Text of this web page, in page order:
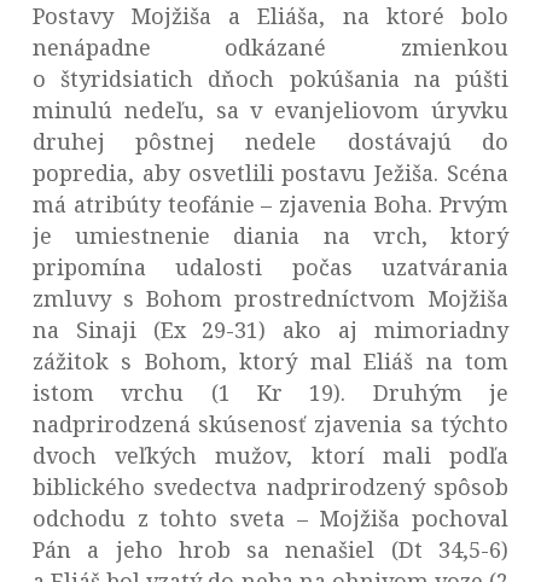
Postavy Mojžiša a Eliáša, na ktoré bolo
nenápadne odkázané zmienkou
o štyridsiatich dňoch pokúšania na púšti
minulú nedeľu, sa v evanjeliovom úryvku
druhej pôstnej nedele dostávajú do
popredia, aby osvetlili postavu Ježiša. Scéna
má atribúty teofánie – zjavenia Boha. Prvým
je umiestnenie diania na vrch, ktorý
pripomína udalosti počas uzatvárania
zmluvy s Bohom prostredníctvom Mojžiša
na Sinaji (Ex 29-31) ako aj mimoriadny
zážitok s Bohom, ktorý mal Eliáš na tom
istom vrchu (1 Kr 19). Druhým je
nadprirodzená skúsenosť zjavenia sa týchto
dvoch veľkých mužov, ktorí mali podľa
biblického svedectva nadprirodzený spôsob
odchodu z tohto sveta – Mojžiša pochoval
Pán a jeho hrob sa nenašiel (Dt 34,5-6)